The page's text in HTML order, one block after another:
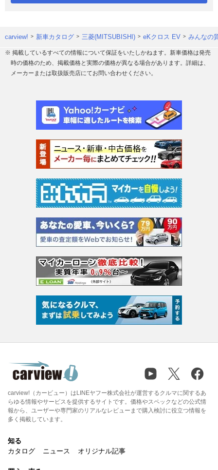
carview! 新車カタログ 三菱(MITSUBISHI) eKクロス EV みんなの
※ 掲載しているすべての情報について保証をいたしかねます。新車価格は発売
時の価格のため、掲載価格と実際の価格が異なる場合があります。詳細は、
メーカーまたは取扱販売店にてお問い合わせください。
carview!（カービュー）はLINEヤフー株式会社が運営するクルマに関するあ
らゆる情報やサービスを提供するサイトです。価格やスペックなどの公式情
報から、ユーザーや専門家のリアルなレビューまで購入検討に役立つ情報を
多く掲載しています。
知る
カタログ
ニュース オリジナル記事